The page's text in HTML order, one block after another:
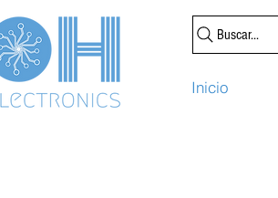
Buscar...
Inicio